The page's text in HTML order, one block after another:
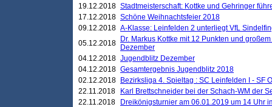
19.12.2018 Stadtmeisterschaft: Kottke und Gehringer
17.12.2018 Schöne Weihnachtsfeier 2018
09.12.2018 A-Klasse: Leinfelden 2 unterliegt VfL
05.12.2018
Dr. Markus Kottke mit 12 Punkten und
Dezember
04.12.2018 Jugendblitz Dezember
04.12.2018 Gesamtergebnis Jugendblitz 2018
02.12.2018
Bezirksliga 4. Spieltag : SC Leinfelden I - SF
22.11.2018
Karl Brettschneider bei der Schach-WM der
22.11.2018
Dreikönigsturnier am 06.01.2019 um 14 Uhr